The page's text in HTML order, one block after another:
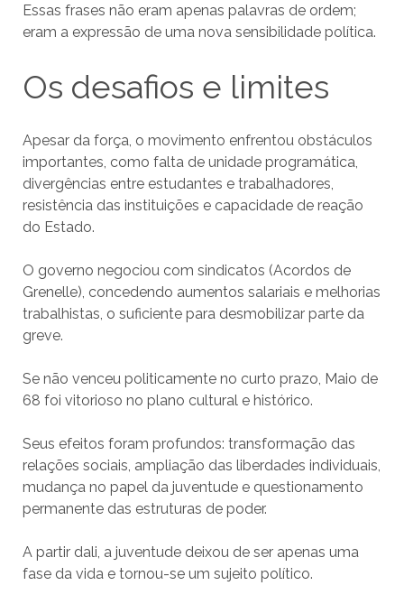
Essas frases não eram apenas palavras de ordem;
eram a expressão de uma nova sensibilidade política.
Os desafios e limites
Apesar da força, o movimento enfrentou obstáculos
importantes, como falta de unidade programática,
divergências entre estudantes e trabalhadores,
resistência das instituições e capacidade de reação
do Estado.
O governo negociou com sindicatos (Acordos de
Grenelle), concedendo aumentos salariais e melhorias
trabalhistas, o suficiente para desmobilizar parte da
greve.
Se não venceu politicamente no curto prazo, Maio de
68 foi vitorioso no plano cultural e histórico.
Seus efeitos foram profundos: transformação das
relações sociais, ampliação das liberdades individuais,
mudança no papel da juventude e questionamento
permanente das estruturas de poder.
A partir dali, a juventude deixou de ser apenas uma
fase da vida e tornou-se um sujeito político.